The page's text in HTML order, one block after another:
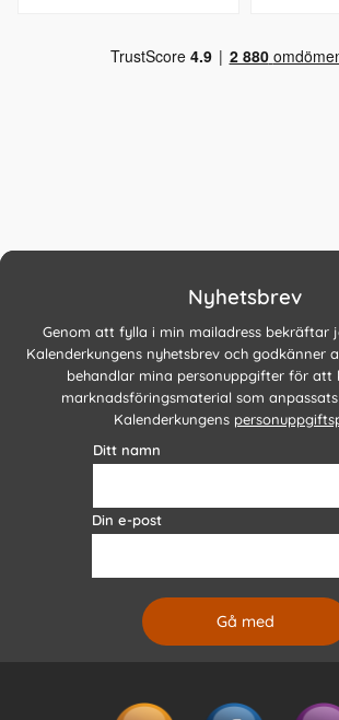
Nyhetsbrev
Genom att fylla i min mailadress bekräftar
Kalenderkungens nyhetsbrev och godkänner
behandlar mina personuppgifter för att
marknadsföringsmaterial som
Kalenderkungens
Ditt namn
Din e-post